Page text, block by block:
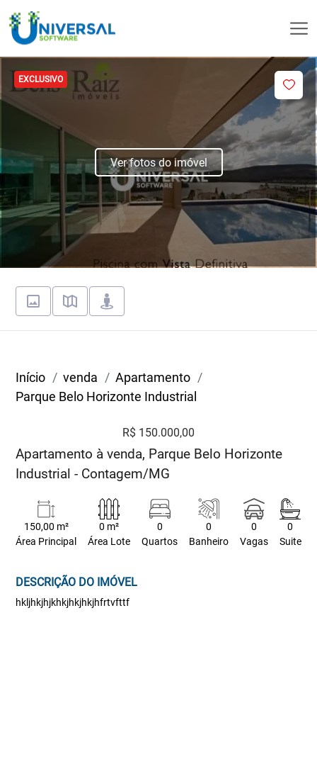
EXCLUSIVO
Ver fotos do imóvel
Início venda
Apartamento
Parque Belo Horizonte Industrial
R$ 150.000,00
Apartamento à venda, Parque Belo Horizonte
Industrial - Contagem/MG
150,00 m²
Área Principal
0 m²
Área Lote
0
Quartos
0
Banheiro
0
Vagas
0
Suite
DESCRIÇÃO DO IMÓVEL
hkljhkjhjkhkjhkjhkjhfrtvfttf